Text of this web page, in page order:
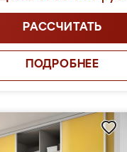
РАССЧИТАТЬ
ПОДРОБНЕЕ